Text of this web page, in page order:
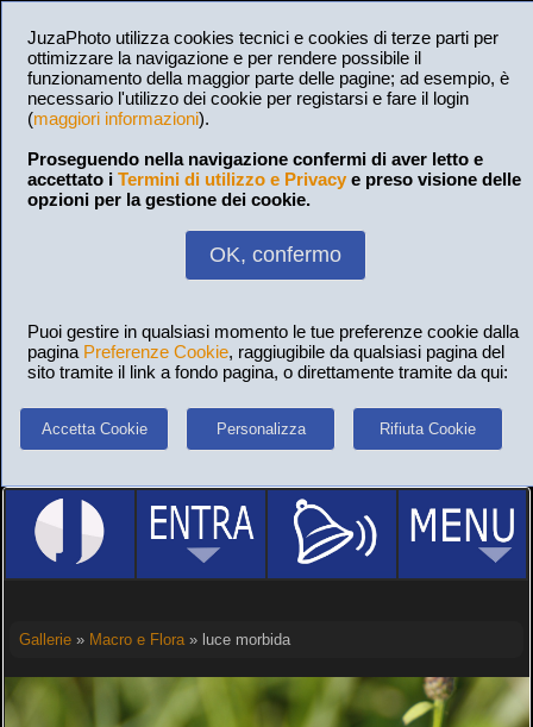
JuzaPhoto utilizza cookies tecnici e cookies di terze parti per
ottimizzare la navigazione e per rendere possibile il
funzionamento della maggior parte delle pagine; ad esempio, è
necessario l'utilizzo dei cookie per registarsi e fare il login
(maggiori informazioni).
Proseguendo nella navigazione confermi di aver letto e
accettato i Termini di utilizzo e Privacy e preso visione delle
opzioni per la gestione dei cookie.
OK, confermo
Puoi gestire in qualsiasi momento le tue preferenze cookie dalla
pagina Preferenze Cookie, raggiugibile da qualsiasi pagina del
sito tramite il link a fondo pagina, o direttamente tramite da qui:
Accetta Cookie Personalizza Rifiuta Cookie
Gallerie» Macro e Flora» luce morbida